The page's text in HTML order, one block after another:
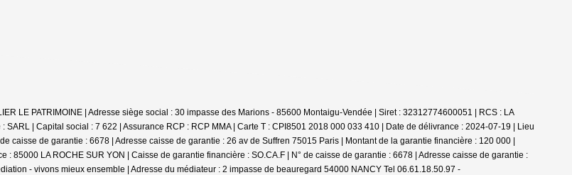
LE PATRIMOINE | Adresse siège social : 30 impasse des Marions - 85600 Montaigu-Vendée | Siret : 32312774600051 | RCS : LA
| Capital social : 7 622 | Assurance RCP : RCP MMA | Carte T : CPI8501 2018 000 033 410 | Date de délivrance : 2024-07-19 | Lieu
caisse de garantie : 6678 | Adresse caisse de garantie : 26 av de Suffren 75015 Paris | Montant de la garantie financière : 120 000 |
85000 LA ROCHE SUR YON | Caisse de garantie financière : SO.CA.F | N° de caisse de garantie : 6678 | Adresse caisse de garantie :
- vivons mieux ensemble | Adresse du médiateur : 2 impasse de beauregard 54000 NANCY Tel 06.61.18.50.97 -